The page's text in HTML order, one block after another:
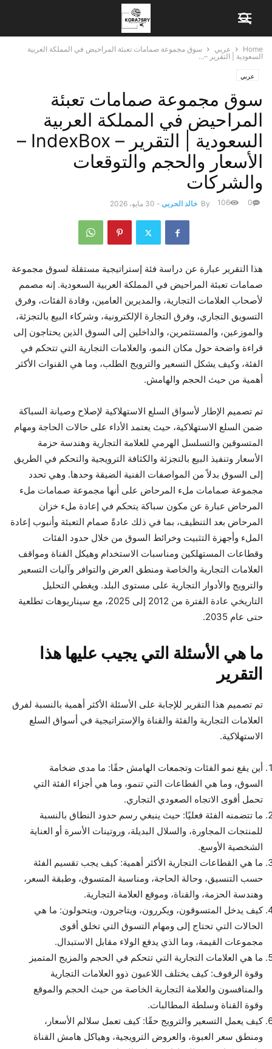
Home عربي
سوق مجموعة صمامات تعبئة المراحيض في المملكة العربية
السعودية | التقرير –...
عربي
سوق مجموعة صمامات تعبئة
المراحيض في المملكة العربية
السعودية | التقرير – IndexBox –
الأسعار والحجم والتوقعات
والشركات
By خالد الحربي - 30 مايو، 2026 0
106
هذا التقرير عبارة عن دراسة فئة إستراتيجية مستقلة لسوق مجموعة
صمامات تعبئة المراحيض في المملكة العربية السعودية. إنه مصمم
لأصحاب العلامات التجارية، والمديرين العامين، وقادة الفئات، وفرق
التسويق التجاري، وفرق التجارة الإلكترونية، وشركاء البيع بالتجزئة،
والموزعين، والمستثمرين، والداخلين إلى السوق الذين يحتاجون إلى
قراءة واضحة حول مكان النمو، والعلامات التجارية التي تتحكم في
الفئة، وكيف يشكل التسعير والترويج الطلب، وما هي القنوات الأكثر
أهمية من حيث الحجم والهامش.
تم تصميم الإطار لأسواق السلع الاستهلاكية لإصلاح وصيانة السباكة
ضمن السلع الاستهلاكية، حيث يعتمد الأداء على حالات الحاجة ومهام
المتسوقين والتسلسل الهرمي للعلامة التجارية وهندسة حزمة
الأسعار وتنفيذ البيع بالتجزئة والكثافة الترويجية والتحكم في الطريق
إلى السوق بدلاً من المواصفات الفنية الضيقة وحدها. وهي تحدد
مجموعة صمامات ملء المرحاض على أنها مجموعة صمامات ملء
المرحاض عبارة عن مكون سباكة يتحكم في إعادة ملء خزان
المرحاض بعد التنظيف، بما في ذلك عادةً صمام التعبئة وأنبوب إعادة
الملء وأجهزة التثبيت وخرائط السوق من خلال حدود الفئات
وقطاعات المستهلكين ومناسبات الاستخدام وهيكل القناة ومواقف
العلامات التجارية والخاصة ومنطق العرض والتوافر وآليات التسعير
والترويج والأدوار التجارية على مستوى البلد. ويغطي التحليل
التاريخي عادة الفترة من 2012 إلى 2025، مع سيناريوهات تطلعية
حتى عام 2035.
ما هي الأسئلة التي يجيب عليها هذا
التقرير
تم تصميم هذا التقرير للإجابة على الأسئلة الأكثر أهمية بالنسبة لفرق
العلامات التجارية والفئة والقناة والإستراتيجية في أسواق السلع
الاستهلاكية.
أين يقع نمو الفئات وتجمعات الهامش حقًا: ما مدى ضخامة
السوق، وما هي القطاعات التي تنمو، وما هي أجزاء الفئة التي
تحمل أقوى الاتجاه الصعودي التجاري.
ما تتضمنه الفئة فعليًا: حيث ينبغي رسم حدود النطاق بالنسبة
للمنتجات المجاورة، والسلال البديلة، وروتينات الأسرة أو العناية
الشخصية الأوسع.
ما هي القطاعات التجارية الأكثر أهمية: كيف يجب تقسيم الفئة
حسب التنسيق، وحالة الحاجة، ومناسبة المتسوق، وطبقة السعر،
وهندسة الحزمة، والقناة، وموقع العلامة التجارية.
كيف يدخل المتسوقون، ويكررون، ويتاجرون، ويتحولون: ما هي
الحالات التي تحتاج إلى ومهام التسوق التي تخلق أقوى
مجموعات القيمة، وما الذي يدفع الولاء مقابل الاستبدال.
ما هي العلامات التجارية التي تتحكم في الحجم والمزيج المتميز
وقوة الرفوف: كيف يختلف اللاعبون ذوو العلامات التجارية
والمنافسون والعلامة التجارية الخاصة من حيث الحجم والموقع
وقوة القناة وسلطة المطالبات.
كيف يعمل التسعير والترويج حقًا: كيف تعمل سلالم الأسعار،
ومنطق سعر العبوة، والعروض الترويجية، وهياكل هامش القناة